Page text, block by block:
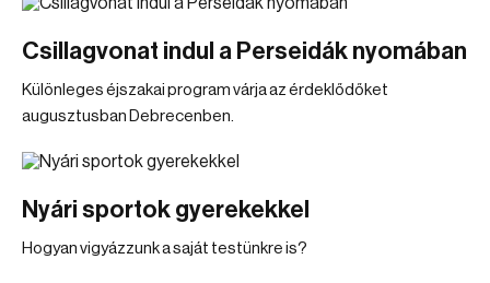
Csillagvonat indul a Perseidák nyomában
Különleges éjszakai program várja az érdeklődőket
augusztusban Debrecenben.
Nyári sportok gyerekekkel
Hogyan vigyázzunk a saját testünkre is?